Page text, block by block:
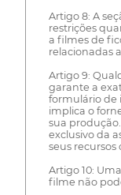
Artigo 8: A
restrições
a filmes de
relacionadas
Artigo 9:
garante a
formulário de
implica o
sua
exclusivo da
seus recursos
Artigo 10:
filme não